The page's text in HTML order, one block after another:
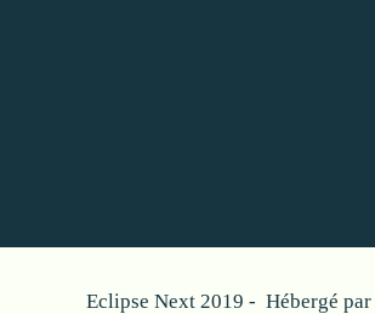
Eclipse Next 2019 - Hébergé par